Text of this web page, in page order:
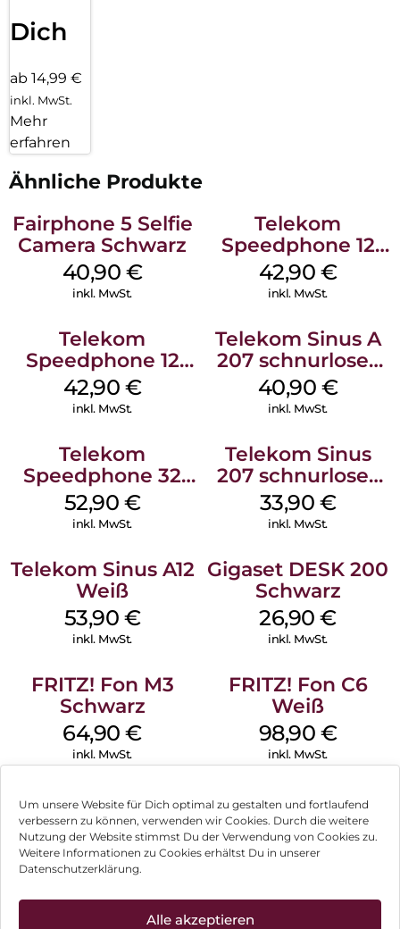
Um unsere Website für Dich optimal zu gestalten und fortlaufend
verbessern zu können, verwenden wir Cookies. Durch die weitere
Nutzung der Website stimmst Du der Verwendung von Cookies zu.
Weitere Informationen zu Cookies erhältst Du in unserer
Datenschutzerklärung.
Alle akzeptieren
Dich
ab 14,99 €
inkl. MwSt.
Mehr
erfahren
Ähnliche Produkte
Fairphone 5 Selfie
Camera Schwarz
40,90 €
inkl. MwSt.
Telekom
Speedphone 12
Weiß
42,90 €
inkl. MwSt.
Telekom
Speedphone 12
Schwarz
42,90 €
inkl. MwSt.
Telekom Sinus A
207 schnurloses
analog Telefon
Schwarz
40,90 €
inkl. MwSt.
Telekom
Speedphone 32
Ebenholz
52,90 €
inkl. MwSt.
Telekom Sinus
207 schnurloses
analog Telefon
Schwarz
33,90 €
inkl. MwSt.
Telekom Sinus A12
Weiß
53,90 €
inkl. MwSt.
Gigaset DESK 200
Schwarz
26,90€
inkl. MwSt.
FRITZ! Fon M3
Schwarz
64,90€
inkl. MwSt.
FRITZ! Fon C6
Weiß
98,90 €
inkl. MwSt.
Impressum